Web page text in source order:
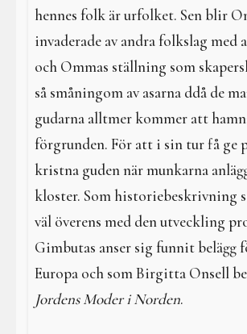
hennes folk är urfolket. Sen blir
invaderade av andra folkslag med
och Ommas ställning som
så småningom av asarna ddå de
gudarna alltmer kommer att
förgrunden. För att i sin tur få ge
kristna guden när munkarna
kloster. Som historiebeskrivning
väl överens med den utveckling
Gimbutas anser sig funnit belägg
Europa och som Birgitta Onsell
Jordens Moder i Norden.